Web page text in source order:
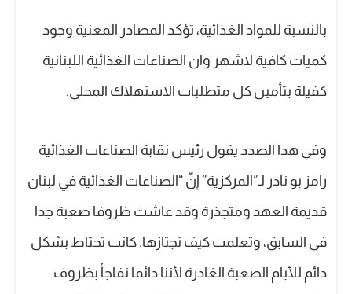
بالنسبة للمواد الغذائية، تؤكد المصادر المعنية وجود
كميات كافية لاشهر وان الصناعات الغذائية اللبنانية
كفيلة بتأمين كل متطلبات الاستهلاك المحلي.
وفي هدا الصدد يقول رئيس نقابة الصناعات الغذائية
رامز بو نادر لـ”المركزية” إنّ “الصناعات الغذائية في لبنان
قديمة العهد ومتجذرة وقد عاشت ظروفا صعبة جدا
في السابق، وتعلمت كيف تجتازها. كانت تحتاط بشكل
دائم للأيام الصعبة الغادرة لأننا دائما نفاجأ بظروف